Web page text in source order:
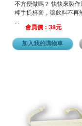
不方便做嗎？ 快快來製作
棒手提杯套，讓飲料不再
...
會員價：38元
加入我的購物車